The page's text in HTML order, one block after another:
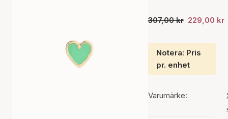
307,00 kr 229,00 kr
Notera: Pris
pr. enhet
Varumärke: